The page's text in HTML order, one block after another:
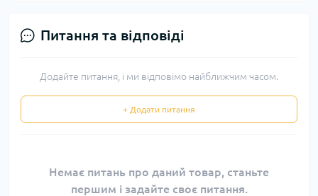
Питання та відповіді
Додайте питання, і ми відповімо найближчим часом.
+ Додати питання
Немає питань про даний товар, станьте
першим і задайте своє питання.